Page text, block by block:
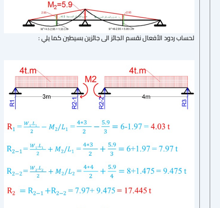
لحساب ردود الأفعال نقسم الجائز الى جائزين بسيطين كما يلي :